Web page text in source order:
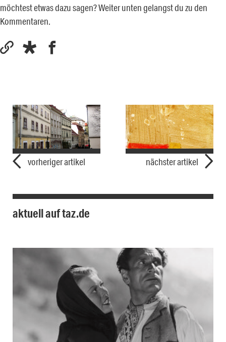
möchtest etwas dazu sagen? Weiter unten gelangst du zu den
Kommentaren.
vorheriger artikel nächster artikel
aktuell auf taz.de